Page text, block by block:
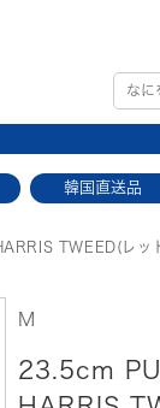
韓国直送品
TWEED(レッ
M
23.5cm